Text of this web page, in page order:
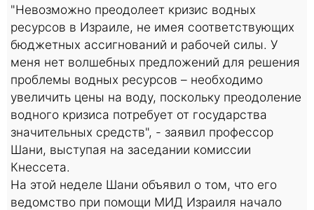
"Невозможно преодолеет кризис водных
ресурсов в Израиле, не имея соответствующих
бюджетных ассигнований и рабочей силы. У
меня нет волшебных предложений для решения
проблемы водных ресурсов – необходимо
увеличить цены на воду, поскольку преодоление
водного кризиса потребует от государства
значительных средств", - заявил профессор
Шани, выступая на заседании комиссии
Кнессета.
На этой неделе Шани объявил о том, что его
ведомство при помощи МИД Израиля начало